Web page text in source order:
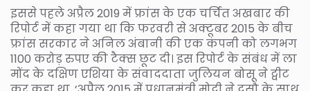
इससे पहले अप्रैल 2019 में फ्रांस के एक चर्चित अखबार की
रिपोर्ट में कहा गया था कि फरवरी से अक्टूबर 2015 के बीच
फ्रांस सरकार ने अनिल अंबानी की एक कंपनी को लगभग
1100 करोड़ रुपए की टैक्स छूट दी। इस रिपोर्ट के संबंध में ला
मोंद के दक्षिण एशिया के संवाददाता जुलियन बोसू ने ट्वीट